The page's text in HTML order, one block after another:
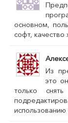
основном,
софт,
Из
это
только